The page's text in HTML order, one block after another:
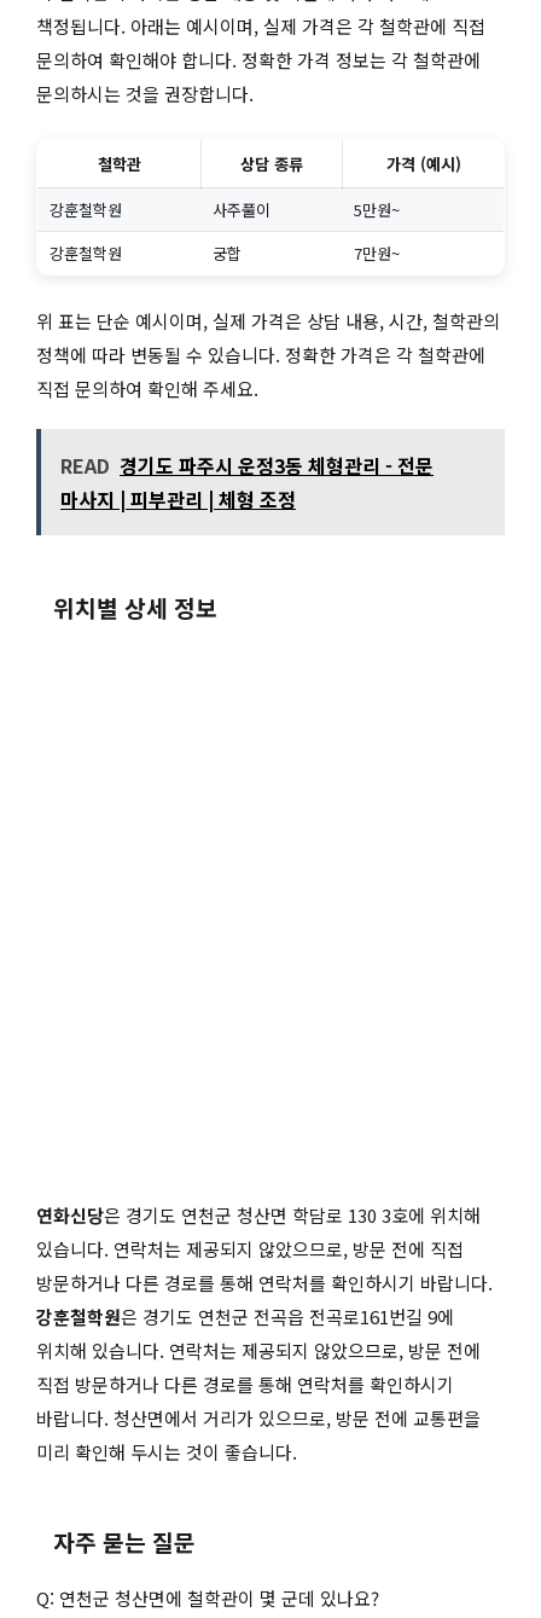
책정됩니다. 아래는 예시이며, 실제 가격은 각 철학관에 직접
문의하여 확인해야 합니다. 정확한 가격 정보는 각 철학관에
문의하시는 것을 권장합니다.
철학관 상담 종류
가격 (예시)
강훈철학원
사주풀이
5만원~
강훈철학원
궁합 7만원~
위 표는 단순 예시이며, 실제 가격은 상담 내용, 시간, 철학관의
정책에 따라 변동될 수 있습니다. 정확한 가격은 각 철학관에
직접 문의하여 확인해 주세요.
READ 경기도 파주시 운정3동 체형관리 - 전문
마사지 | 피부관리 | 체형 조정
위치별 상세 정보
연화신당은 경기도 연천군 청산면 학담로 130 3호에 위치해
있습니다. 연락처는 제공되지 않았으므로, 방문 전에 직접
방문하거나 다른 경로를 통해 연락처를 확인하시기 바랍니다.
강훈철학원은 경기도 연천군 전곡읍 전곡로161번길 9에
위치해 있습니다. 연락처는 제공되지 않았으므로, 방문 전에
직접 방문하거나 다른 경로를 통해 연락처를 확인하시기
바랍니다. 청산면에서 거리가 있으므로, 방문 전에 교통편을
미리 확인해 두시는 것이 좋습니다.
자주 묻는 질문
Q: 연천군 청산면에 철학관이 몇 군데 있나요?